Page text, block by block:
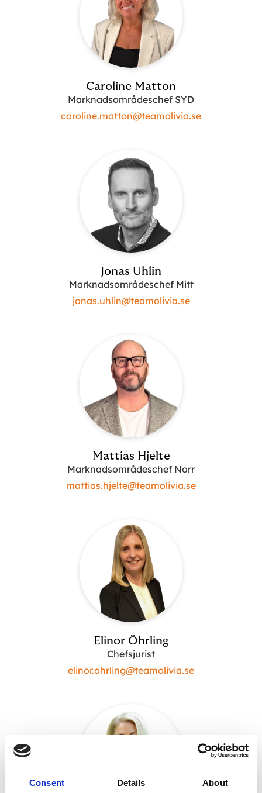
Consent Details About
Caroline Matton
Marknadsområdeschef SYD
caroline.matton@teamolivia.se
Jonas Uhlin
Marknadsområdeschef Mitt
jonas.uhlin@teamolivia.se
Mattias Hjelte
Marknadsområdeschef Norr
mattias.hjelte@teamolivia.se
Elinor Öhrling
Chefsjurist
elinor.ohrling@teamolivia.se